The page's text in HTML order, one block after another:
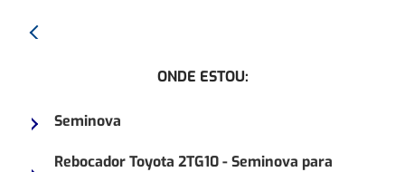
Anterior:
ano
ONDE ESTOU:
Seminova
Rebocador Toyota 2TG10 - Seminova para